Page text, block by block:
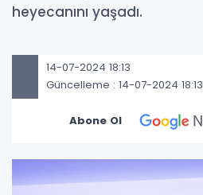
heyecanını yaşadı.
14-07-2024 18:13
Güncelleme : 14-07-2024 18:13
Abone Ol